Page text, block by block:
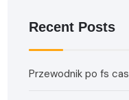
Recent Posts
Przewodnik po fs